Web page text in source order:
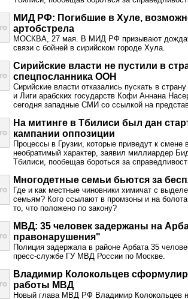
МИД РФ: Погибшие в Хуле,
артобстрела
МОСКВА, 27 мая. В МИД РФ призывают
связи с бойней в сирийском городе Хула.
Сирийские власти не пустили в
спецпосланника ООН
Сирийские власти отказались пускать в
и Лиги арабских государств Кофи Аннана
сегодня западные СМИ со ссылкой на
На митинге в Тбилиси был дан
кампании оппозиции
Процессы в Грузии, которые приведут к смене
необратимый характер, заявил миллиардер
Тбилиси, пообещав бороться за
Многодетные семьи бьются за
Где и как местные чиновники химичат с
семьям? Кого ссылают в промзоны и на
то, что положено по закону?
МВД: 35 человек задержаны на
правонарушения"
Полиция задержала в районе Арбата 35
пресс-службе ГУ МВД России по Москве.
Владимир Колокольцев
работы МВД
Новый глава МВД РФ Владимир Колокольцев